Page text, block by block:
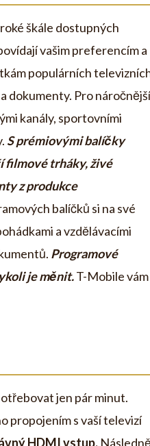
škále dostupných
vašim preferencím a
populárních
dokumenty. Pro náročnější
kanály, sportovními
S prémiovými balíčky
filmové trháky, živé
z produkce
balíčků si na své
a vzdělávacími
Programové
je měnit.T-Mobile vám
jen pár minut.
propojením s vaší televizí
HDMI vstup.